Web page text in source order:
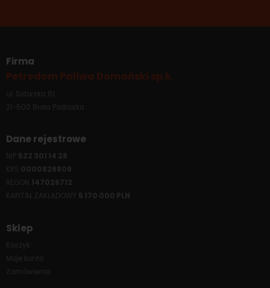
Firma
Petrodom Paliwa Domański sp.k.
ul. Sidorska 61
21-500 Biała Podlaska
Dane rejestrowe
NIP 522 301 14 28
KRS
0000826809
REGON 147026712
KAPITAŁ ZAKŁADOWY 5 170 000 PLN
Sklep
Koszyk
Moje konto
Zamówienia